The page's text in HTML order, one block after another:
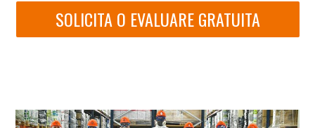
SOLICITA O EVALUARE GRATUITA